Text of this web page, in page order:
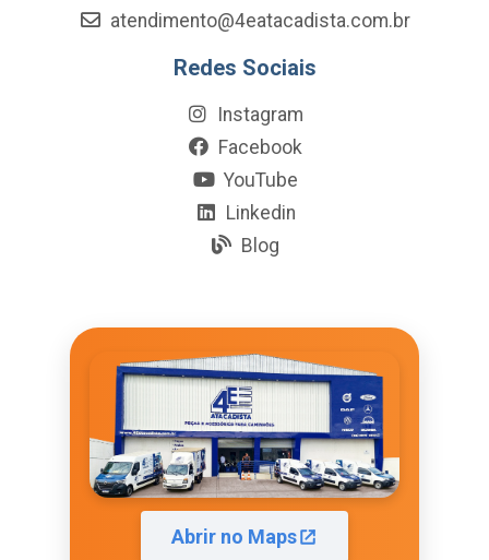
atendimento@4eatacadista.com.br
Redes Sociais
Instagram
Facebook
YouTube
Linkedin
Blog
Abrir no Maps